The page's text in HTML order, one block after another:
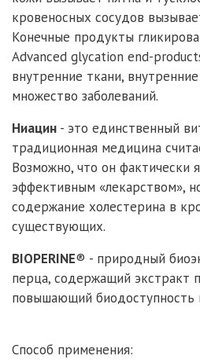
кровеносных сосудов
Конечные продукты
Advanced glycation end-
внутренние ткани,
множество заболеваний.
Ниацин - это единственный
традиционная медицина
Возможно, что он фактически
эффективным «лекарством»,
содержание холестерина в
существующих.
BIOPERINE® - природный
перца, содержащий экстракт
повышающий биодоступность
Способ применения: